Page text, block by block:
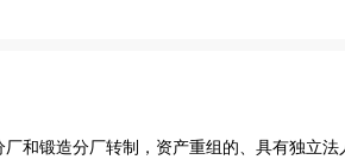
和锻造分厂转制，资产重组的、具有独立